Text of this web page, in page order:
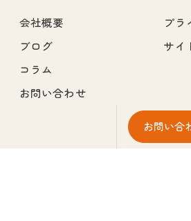
お問い合
会社概要
ブログ
コラム
お問い合わせ
プラ
サイ